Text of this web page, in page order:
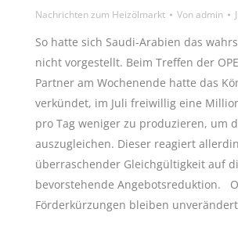
Nachrichten zum Heizölmarkt Vonadmin
So hatte sich Saudi-Arabien das
nicht vorgestellt. Beim Treffen der
Partner am Wochenende hatte das
verkündet, im Juli freiwillig eine
pro Tag weniger zu produzieren, um
auszugleichen. Dieser reagiert
überraschender Gleichgültigkeit auf
bevorstehende Angebotsreduktion.
Förderkürzungen bleiben